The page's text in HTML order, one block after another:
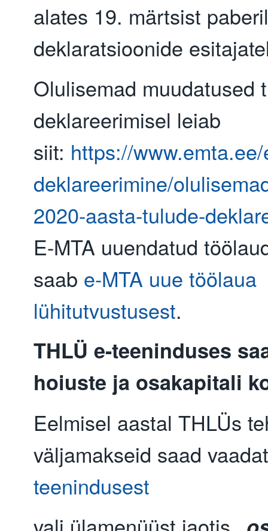
alates 19. märtsist paberil
deklaratsioonide
Olulisemad muudatused
deklareerimisel leiab
siit: https://
deklareerimine/
2020-aasta-tulude-
E-MTA uuendatud
saab e-MTA uue töölaua
lühitutvustusest.
THLÜ e-teeninduses
hoiuste ja osakapitali
Eelmisel aastal THLÜs
väljamakseid saad
teenindusest